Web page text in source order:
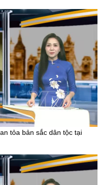
tỏa bản sắc dân tộc tại